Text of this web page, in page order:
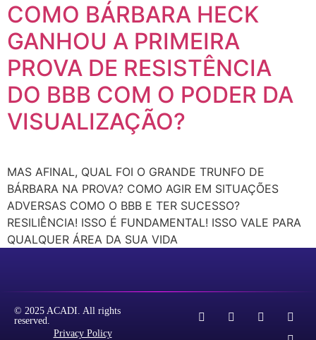
COMO BÁRBARA HECK
GANHOU A PRIMEIRA
PROVA DE RESISTÊNCIA
DO BBB COM O PODER DA
VISUALIZAÇÃO?
MAS AFINAL, QUAL FOI O GRANDE TRUNFO DE
BÁRBARA NA PROVA? COMO AGIR EM SITUAÇÕES
ADVERSAS COMO O BBB E TER SUCESSO?
RESILIÊNCIA! ISSO É FUNDAMENTAL! ISSO VALE PARA
QUALQUER ÁREA DA SUA VIDA
© 2025 ACADI. All rights
reserved.
Privacy Policy